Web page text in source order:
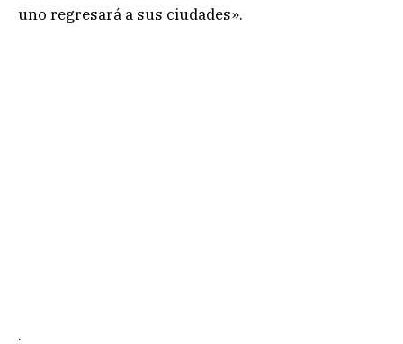
uno regresará a sus ciudades».
.